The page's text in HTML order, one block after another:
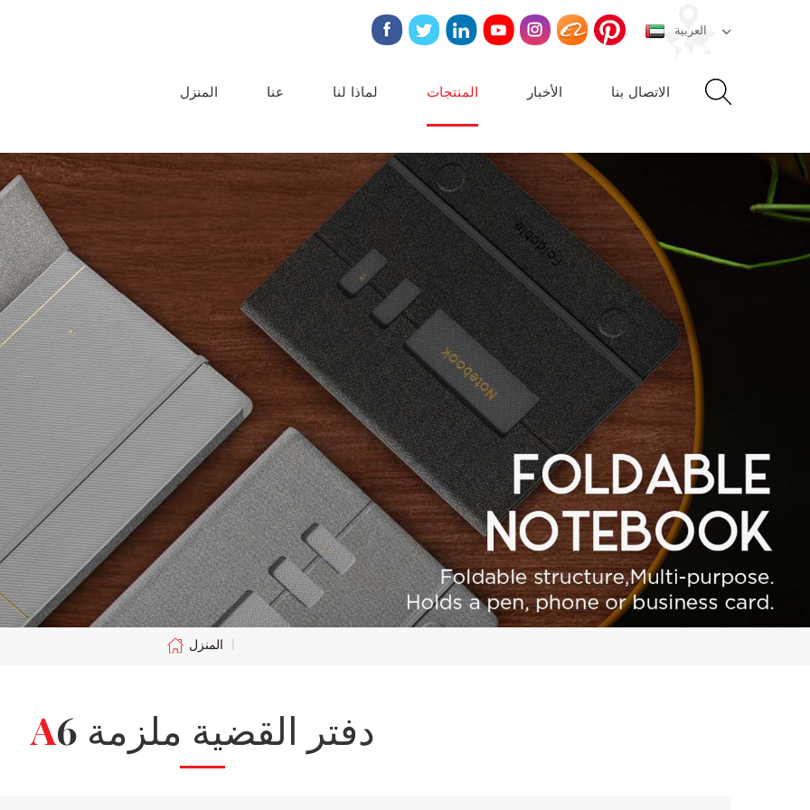
العربية
المنزل عنا لماذا لنا المنتجات الأخبار الاتصال بنا
المنزل |
A6 دفتر القضية ملزمة